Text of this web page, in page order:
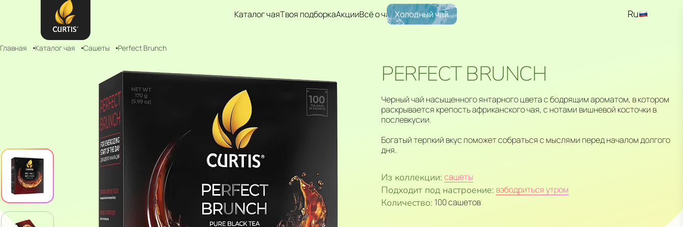
Каталог чаяТвоя подборкаАкцииВсё о чаеХолодный чай
Ru
Главная Каталог чая Сашеты Perfect Brunch
PERFECT BRUNCH
Черный чай насыщенного янтарного цвета с бодрящим ароматом, в котором
раскрывается крепость африканского чая, с нотами вишневой косточки в
послевкусии.
Богатый терпкий вкус поможет собраться с мыслями перед началом долгого
дня.
Из коллекции: сашеты
Подходит под настроение: взбодриться утром
Количество: 100 сашетов